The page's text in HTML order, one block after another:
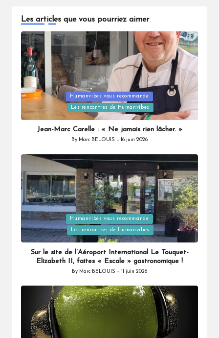
Les articles que vous pourriez aimer
Posted
Humanvibes vous recommande
Les rencontres de Humanvibes
Jean-Marc Carelle : « Ne jamais rien lâcher. »
Posted
By Marc BELOUIS 16 juin 2026
Posted
in
Humanvibes vous recommande
Les rencontres de Humanvibes
Sur le site de l’Aéroport International Le Touquet-
Elizabeth II, faites « Escale » gastronomique !
Posted
By Marc BELOUIS 11 juin 2026